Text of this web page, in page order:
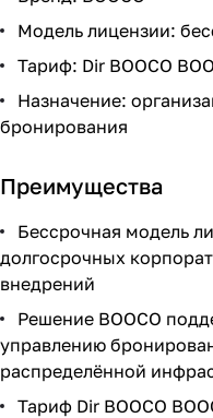
Модель лицензии:
Тариф: Dir BOOCO
Назначение:
бронирования
Преимущества
Бессрочная модель
долгосрочных
внедрений
Решение BOOCO
управлению
распределённой
Тариф Dir BOOCO